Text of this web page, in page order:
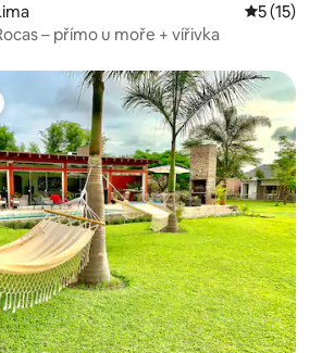
5 (15)
– přímo u moře + vířivka